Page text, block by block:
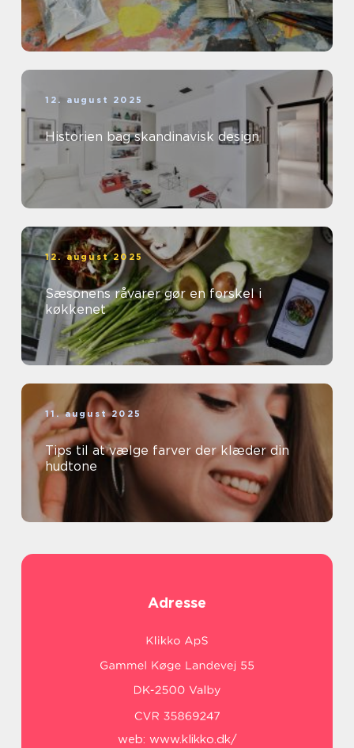
12. august 2025
Historien bag skandinavisk design
12. august 2025
Sæsonens råvarer gør en forskel i
køkkenet
11. august 2025
Tips til at vælge farver der klæder din
hudtone
Adresse
web: www.klikko.dk/